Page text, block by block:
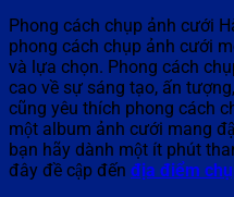
Phong cách chụp ảnh cưới
phong cách chụp ảnh cưới
và lựa chọn. Phong cách
cao về sự sáng tạo, ấn
cũng yêu thích phong cách
một album ảnh cưới mang
bạn hãy dành một ít phút
đây đề cập đến địa điểm